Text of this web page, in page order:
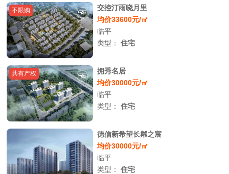
不限购
交控汀雨晓月里
均价33600元/㎡
临平
类型：住宅
共有产权
拥秀名居
均价30000元/㎡
临平
类型：住宅
德信新希望长粼之宸
均价30000元/㎡
临平
类型：住宅